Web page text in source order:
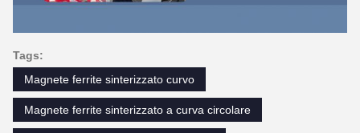
Tags:
Magnete ferrite sinterizzato curvo
Magnete ferrite sinterizzato a curva circolare